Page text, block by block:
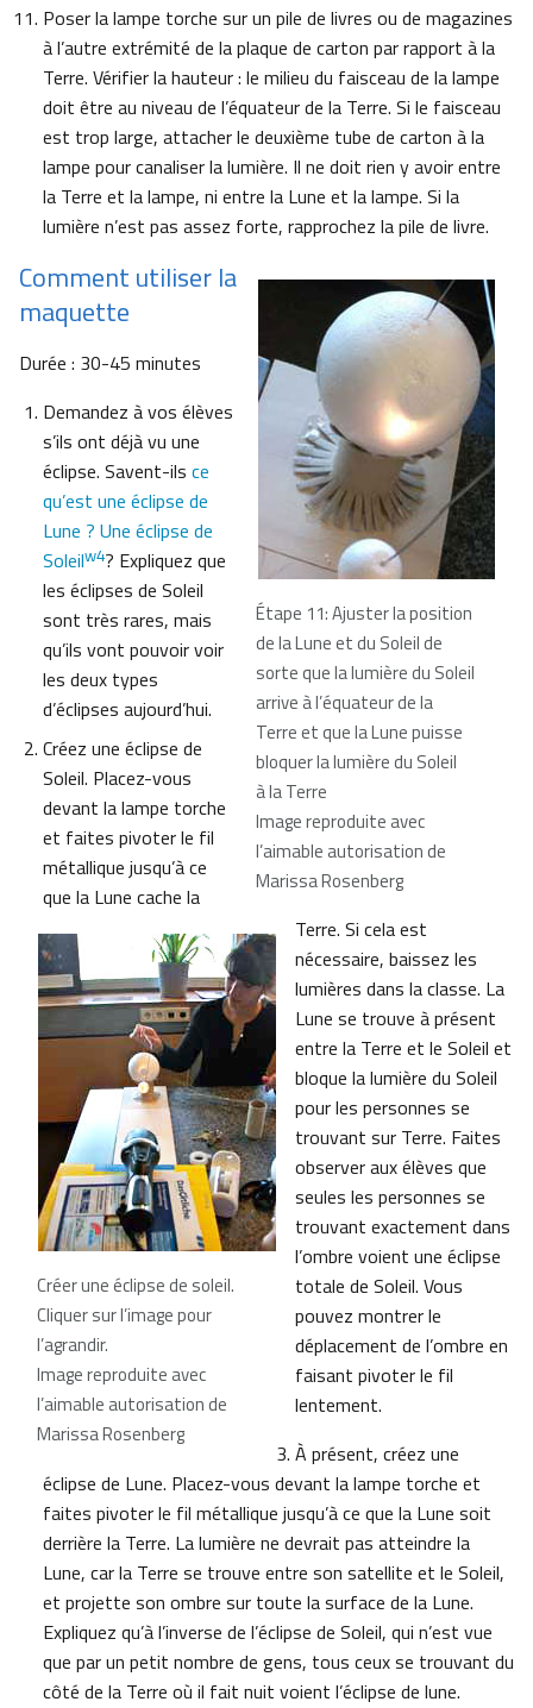
Poser la lampe torche sur un pile de livres ou de magazines
à l’autre extrémité de la plaque de carton par rapport à la
Terre. Vérifier la hauteur : le milieu du faisceau de la lampe
doit être au niveau de l’équateur de la Terre. Si le faisceau
est trop large, attacher le deuxième tube de carton à la
lampe pour canaliser la lumière. Il ne doit rien y avoir entre
la Terre et la lampe, ni entre la Lune et la lampe. Si la
lumière n’est pas assez forte, rapprochez la pile de livre.
Étape 11: Ajuster la position
de la Lune et du Soleil de
sorte que la lumière du Soleil
arrive à l’équateur de la
Terre et que la Lune puisse
bloquer la lumière du Soleil
à la Terre
Image reproduite avec
l’aimable autorisation de
Marissa Rosenberg
Comment utiliser la
maquette
Durée : 30-45 minutes
Créer une éclipse de soleil.
Cliquer sur l’image pour
l’agrandir.
Image reproduite avec
l’aimable autorisation de
Marissa Rosenberg
Demandez à vos élèves
s’ils ont déjà vu une
éclipse. Savent-ils ce
qu’est une éclipse de
Lune ? Une éclipse de
Soleilw4? Expliquez que
les éclipses de Soleil
sont très rares, mais
qu’ils vont pouvoir voir
les deux types
d’éclipses aujourd’hui.
Créez une éclipse de
Soleil. Placez-vous
devant la lampe torche
et faites pivoter le fil
métallique jusqu’à ce
que la Lune cache la
Terre. Si cela est
nécessaire, baissez les
lumières dans la classe. La
Lune se trouve à présent
entre la Terre et le Soleil et
bloque la lumière du Soleil
pour les personnes se
trouvant sur Terre. Faites
observer aux élèves que
seules les personnes se
trouvant exactement dans
l’ombre voient une éclipse
totale de Soleil. Vous
pouvez montrer le
déplacement de l’ombre en
faisant pivoter le fil
lentement.
À présent, créez une
éclipse de Lune. Placez-vous devant la lampe torche et
faites pivoter le fil métallique jusqu’à ce que la Lune soit
derrière la Terre. La lumière ne devrait pas atteindre la
Lune, car la Terre se trouve entre son satellite et le Soleil,
et projette son ombre sur toute la surface de la Lune.
Expliquez qu’à l’inverse de l’éclipse de Soleil, qui n’est vue
que par un petit nombre de gens, tous ceux se trouvant du
côté de la Terre où il fait nuit voient l’éclipse de lune.